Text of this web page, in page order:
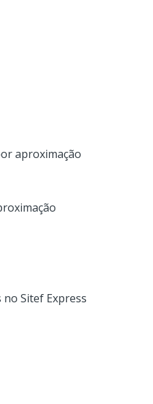
aproximação
no Sitef Express